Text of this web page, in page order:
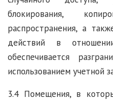
блокирования,
распространения, а
действий в
обеспечивается
использованием учетной
3.4 Помещения, в